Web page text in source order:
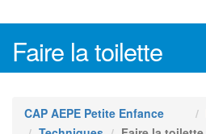
Faire la toilette
CAP AEPE Petite Enfance